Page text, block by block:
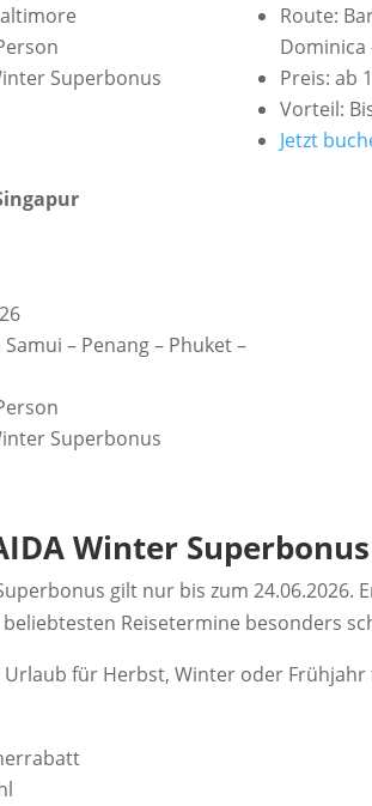
Superbonus
Route:
Dominica
Preis: ab
Vorteil:
Jetzt
– Penang – Phuket –
Superbonus
Winter
gilt nur bis zum 24.06.2026.
Reisetermine besonders
für Herbst, Winter oder